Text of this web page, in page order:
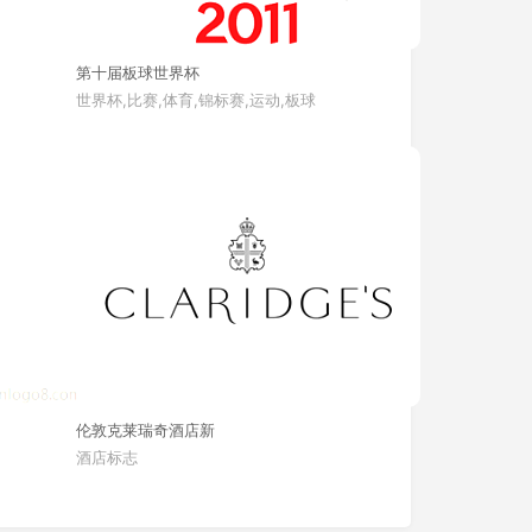
第十届板球世界杯
世界杯,比赛,体育,锦标赛,运动,板球
伦敦克莱瑞奇酒店新
酒店标志